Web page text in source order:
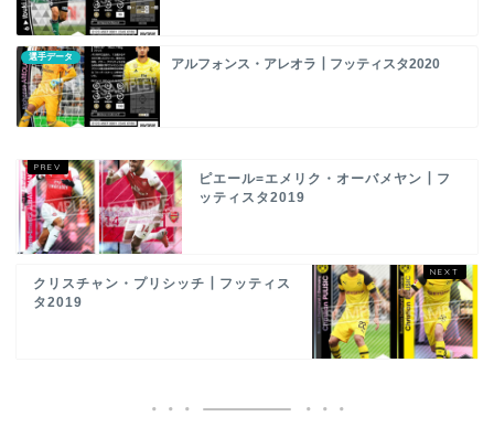
選手データ アルフォンス・アレオラ┃フッティスタ2020
ピエール=エメリク・オーバメヤン┃フ
ッティスタ2019
クリスチャン・プリシッチ┃フッティス
タ2019